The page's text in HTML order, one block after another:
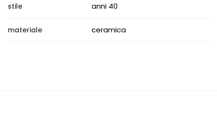
stile anni 40
materiale ceramica